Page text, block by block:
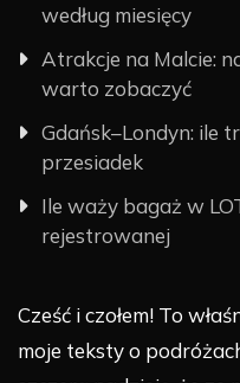
według miesięcy
Atrakcje na Malcie:
warto zobaczyć
Gdańsk–Londyn: ile
przesiadek
Ile waży bagaż w
rejestrowanej
Cześć i czołem! To
moje teksty o